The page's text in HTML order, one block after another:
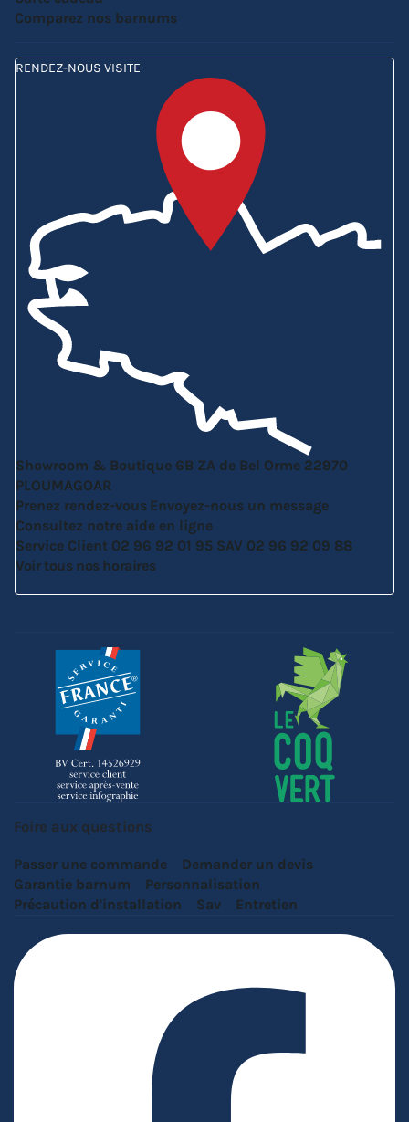
Comparez nos barnums
RENDEZ-NOUS VISITE
Showroom & Boutique 6B ZA de Bel Orme 22970
PLOUMAGOAR
Prenez rendez-vous Envoyez-nous un message
Consultez notre aide en ligne
Service Client 02 96 92 01 95 SAV 02 96 92 09 88
Voir tous nos horaires
Foire aux questions
Passer une commande
Demander un devis
Garantie barnum
Personnalisation
Précaution d'installation
Sav Entretien